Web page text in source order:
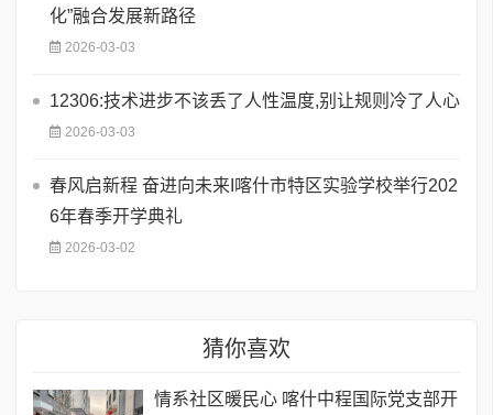
化”融合发展新路径
2026-03-03
12306:技术进步不该丢了人性温度,别让规则冷了人心
2026-03-03
春风启新程 奋进向未来I喀什市特区实验学校举行202
6年春季开学典礼
2026-03-02
猜你喜欢
情系社区暖民心 喀什中程国际党支部开